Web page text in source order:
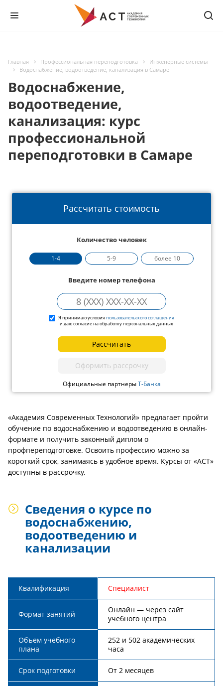
Главная Профессиональная переподготовка
Инженерные системы
Водоснабжение, водоотведение, канализация в Самаре
Водоснабжение,
водоотведение,
канализация: курс
профессиональной
переподготовки в Самаре
Рассчитать стоимость
Количество человек
1-4 5-9 более 10
Введите номер телефона
Я принимаю условияпользовательского соглашения
и даю согласие на обработку персональных данных
Рассчитать
Оформить рассрочку
Официальные партнерыТ-Банка
«Академия Современных Технологий» предлагает пройти
обучение по водоснабжению и водоотведению в онлайн-
формате и получить законный диплом о
профпереподготовке. Освоить профессию можно за
короткий срок, занимаясь в удобное время. Курсы от «АСТ»
доступны в рассрочку.
Сведения о курсе по
водоснабжению,
водоотведению и
канализации
Квалификация Специалист
Формат занятий
Онлайн — через сайт
учебного центра
Объем учебного
плана
252 и 502 академических
часа
Срок подготовки От 2 месяцев